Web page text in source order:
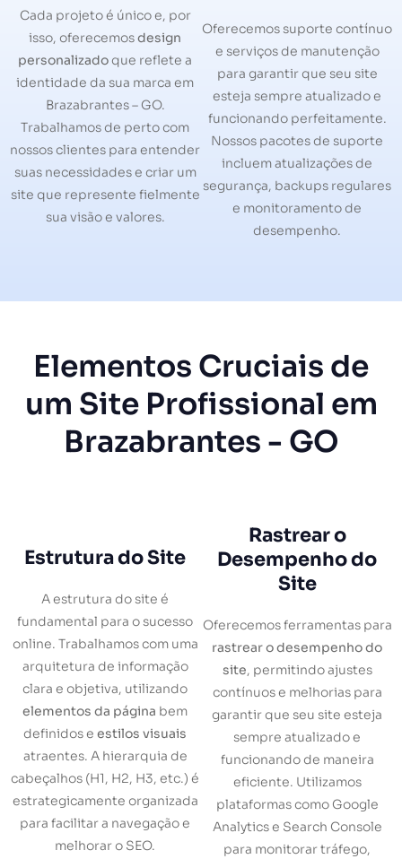
Cada projeto é único e, por
isso, oferecemosdesign
personalizadoque reflete a
identidade da sua marca em
Brazabrantes – GO.
Trabalhamos de perto com
nossos clientes para entender
suas necessidades e criar um
site que represente fielmente
sua visão e valores.
Oferecemos suporte contínuo
e serviços de manutenção
para garantir que seu site
esteja sempre atualizado e
funcionando perfeitamente.
Nossos pacotes de suporte
incluem atualizações de
segurança, backups regulares
e monitoramento de
desempenho.
Elementos Cruciais de
um Site Profissional em
Brazabrantes - GO
Estrutura do Site
A estrutura do site é
fundamental para o sucesso
online. Trabalhamos com uma
arquitetura de informação
clara e objetiva, utilizando
elementos da página bem
definidos e estilos visuais
atraentes. A hierarquia de
cabeçalhos (H1, H2, H3, etc.) é
estrategicamente organizada
para facilitar a navegação e
melhorar o SEO.
Rastrear o
Desempenho do
Site
Oferecemos ferramentas para
rastrear o desempenho do
site, permitindo ajustes
contínuos e melhorias para
garantir que seu site esteja
sempre atualizado e
funcionando de maneira
eficiente. Utilizamos
plataformas como Google
Analytics e Search Console
para monitorar tráfego,